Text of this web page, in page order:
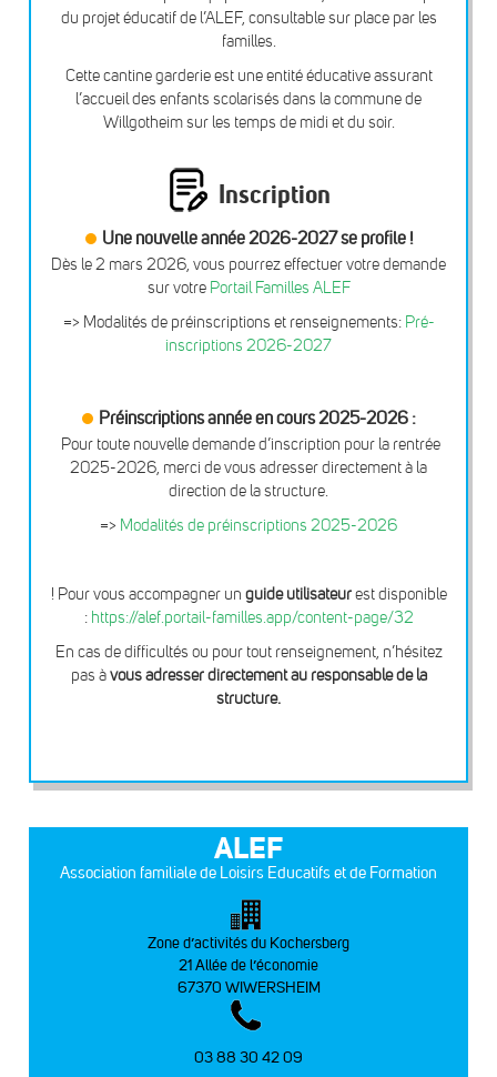
du projet éducatif de l’ALEF, consultable sur place par les
familles.
Cette cantine garderie est une entité éducative assurant
l’accueil des enfants scolarisés dans la commune de
Willgotheim sur les temps de midi et du soir.
Inscription
Une nouvelle année 2026-2027 se profile !
Dès le 2 mars 2026, vous pourrez effectuer votre demande
sur votre Portail Familles ALEF
=> Modalités de préinscriptions et renseignements: Pré-
inscriptions 2026-2027
Préinscriptions année en cours 2025-2026 :
Pour toute nouvelle demande d’inscription pour la rentrée
2025-2026, merci de vous adresser directement à la
direction de la structure.
=> Modalités de préinscriptions 2025-2026
! Pour vous accompagner un guide utilisateurest disponible
: https://alef.portail-familles.app/content-page/32
En cas de difficultés ou pour tout renseignement, n’hésitez
pas àvous adresser directement au responsable de la
structure.
ALEF
Association familiale de Loisirs Educatifs et de Formation
Zone d’activités du Kochersberg
21 Allée de l’économie
67370 WIWERSHEIM
03 88 30 42 09